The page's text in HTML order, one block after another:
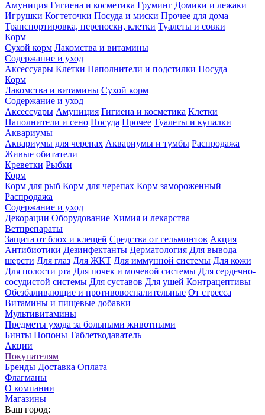
Амуниция Гигиена и косметика Груминг Домики и лежаки
Игрушки Когтеточки Посуда и миски Прочее для дома
Транспортировка, переноски, клетки Туалеты и совки
Корм
Сухой корм Лакомства и витамины
Содержание и уход
Аксессуары Клетки Наполнители и подстилки Посуда
Корм
Лакомства и витамины Сухой корм
Содержание и уход
Аксессуары Амуниция Гигиена и косметика Клетки
Наполнители и сено Посуда Прочее Туалеты и купалки
Аквариумы
Аквариумы для черепах Аквариумы и тумбы Распродажа
Живые обитатели
Креветки Рыбки
Корм
Корм для рыб Корм для черепах Корм замороженный
Распродажа
Содержание и уход
Декорации Оборудование Химия и лекарства
Ветпрепараты
Защита от блох и клещей Средства от гельминтов Акция
Антибиотики Дезинфектанты Дерматология Для вывода
шерсти Для глаз Для ЖКТ Для иммунной системы Для кожи
Для полости рта Для почек и мочевой системы Для сердечно-
сосудистой системы Для суставов Для ушей Контрацептивы
Обезбаливающие и противовоспалительные От стресса
Витамины и пищевые добавки
Мультивитамины
Предметы ухода за больными животными
Бинты Попоны Таблеткодаватель
Акции
Покупателям
Бренды Доставка Оплата
Флагманы
О компании
Магазины
Ваш город: